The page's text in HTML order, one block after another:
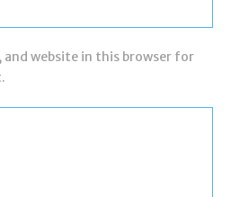
and website in this browser for